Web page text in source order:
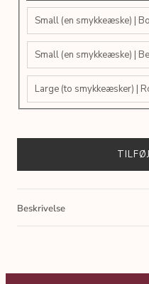
Small (en smykkeæske) |
Small (en smykkeæske) |
Large (to smykkeæsker) |
Beskrivelse